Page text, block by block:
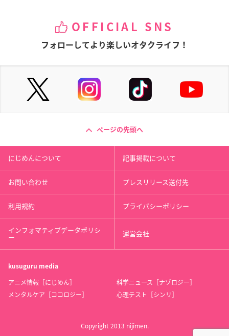
OFFICIAL SNS
フォローしてより楽しいオタクライフ！
ページの先頭へ
にじめんについて 記事掲載について
お問い合わせ プレスリリース送付先
利用規約 プライバシーポリシー
インフォマティブデータポリシ
ー 運営会社
kusuguru media
アニメ情報［にじめん］
科学ニュース［ナゾロジー］
メンタルケア［ココロジー］
心理テスト［シンリ］
Copyright 2013 nijimen.